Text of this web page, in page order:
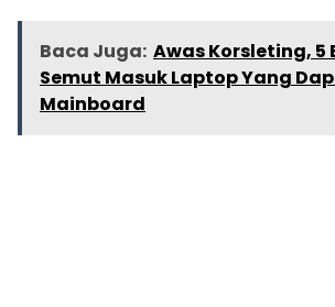
Baca Juga: Awas Korsleting, 5
Semut Masuk Laptop Yang
Mainboard